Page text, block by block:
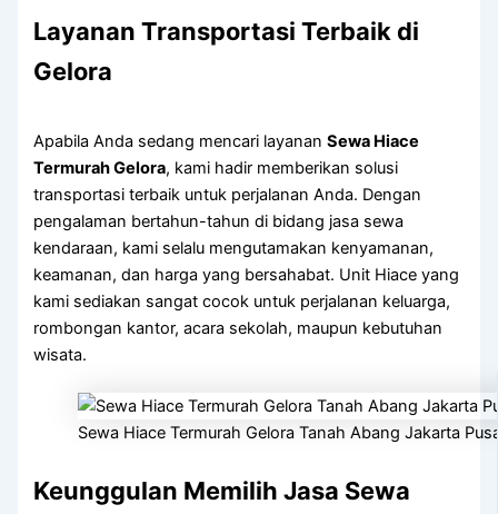
Layanan Transportasi Terbaik di
Gelora
Apabila Anda sedang mencari layananSewa Hiace
Termurah Gelora, kami hadir memberikan solusi
transportasi terbaik untuk perjalanan Anda. Dengan
pengalaman bertahun-tahun di bidang jasa sewa
kendaraan, kami selalu mengutamakan kenyamanan,
keamanan, dan harga yang bersahabat. Unit Hiace yang
kami sediakan sangat cocok untuk perjalanan keluarga,
rombongan kantor, acara sekolah, maupun kebutuhan
wisata.
Sewa Hiace Termurah Gelora Tanah Abang Jakarta
Keunggulan Memilih Jasa Sewa